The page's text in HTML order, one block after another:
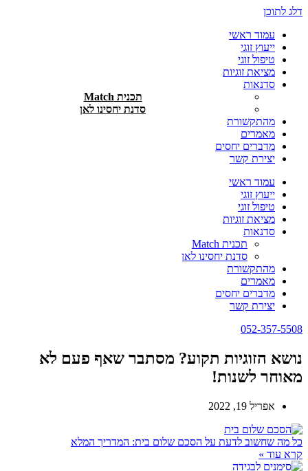
דלג לתוכן
עמוד ראשי
ייעוץ זוגי
טיפול זוגי
מציאת זוגיות
סדנאות
תכנית Match
סדנת יחסינו לאן
מהתקשורת
מאמרים
מדברים יחסים
יצירת קשר
עמוד ראשי
ייעוץ זוגי
טיפול זוגי
מציאת זוגיות
סדנאות
תכנית Match
סדנת יחסינו לאן
מהתקשורת
מאמרים
מדברים יחסים
יצירת קשר
052-357-5508
נושא הזוגיות תקוע? מסתבר שאף פעם לא
מאוחר לשנות!
אפריל 19, 2022
כל מה שחשוב לדעת על הסכם שלום בית: המדריך המלא
קרא עוד »